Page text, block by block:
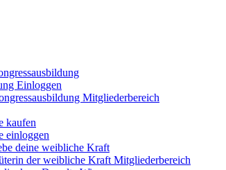
Einloggen
Mitgliederbereich
kaufen
einloggen
deine weibliche Kraft
der weibliche Kraft Mitgliederbereich